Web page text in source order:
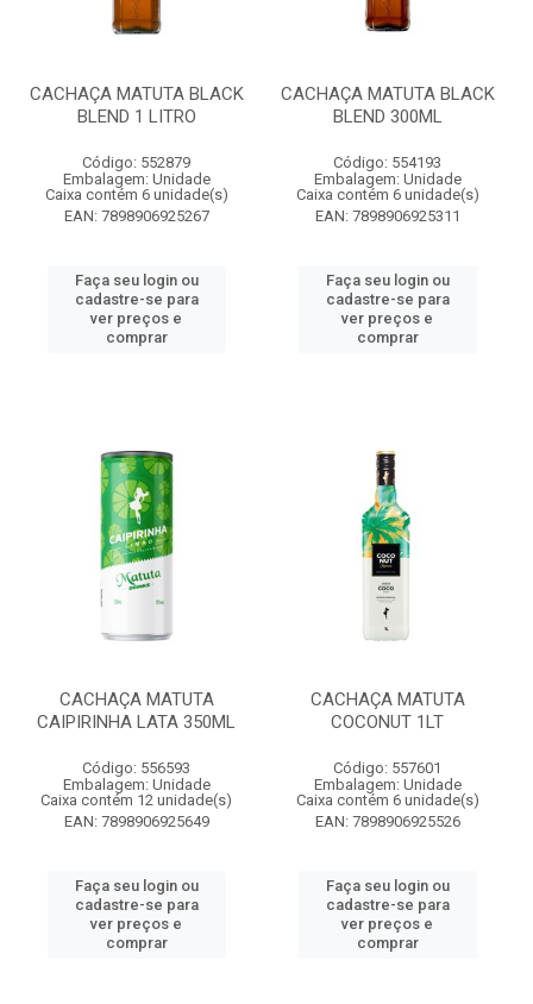
CACHAÇA MATUTA BLACK
BLEND 1 LITRO
Código: 552879
Embalagem: Unidade
Caixa contém 6 unidade(s)
EAN: 7898906925267
Faça seu login ou
cadastre-se para
ver preços e
comprar
CACHAÇA MATUTA BLACK
BLEND 300ML
Código: 554193
Embalagem: Unidade
Caixa contém 6 unidade(s)
EAN: 7898906925311
Faça seu login ou
cadastre-se para
ver preços e
comprar
CACHAÇA MATUTA
CAIPIRINHA LATA 350ML
Código: 556593
Embalagem: Unidade
Caixa contém 12 unidade(s)
EAN: 7898906925649
Faça seu login ou
cadastre-se para
ver preços e
comprar
CACHAÇA MATUTA
COCONUT 1LT
Código: 557601
Embalagem: Unidade
Caixa contém 6 unidade(s)
EAN: 7898906925526
Faça seu login ou
cadastre-se para
ver preços e
comprar